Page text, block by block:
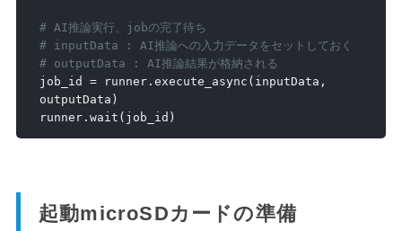
# AI推論実行、jobの完了待ち
# inputData : AI推論への入力データをセットしておく
# outputData : AI推論結果が格納される
job_id = runner. execute_async ( inputData ,
outputData )
runner. wait ( job_id )
起動microSDカードの準備